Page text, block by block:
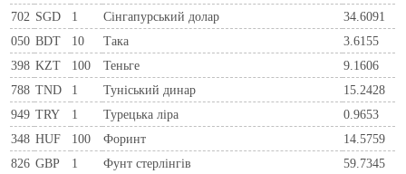
702 SGD 1 Сінгапурський долар
34.6091
050 BDT 10 Така
3.6155
398 KZT 100 Теньге
9.1606
788 TND 1 Туніський динар
15.2428
949 TRY 1 Турецька ліра
0.9653
348 HUF 100 Форинт
14.5759
826 GBP 1 Фунт стерлінгів 59.7345